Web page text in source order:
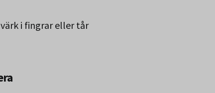
i fingrar eller tår